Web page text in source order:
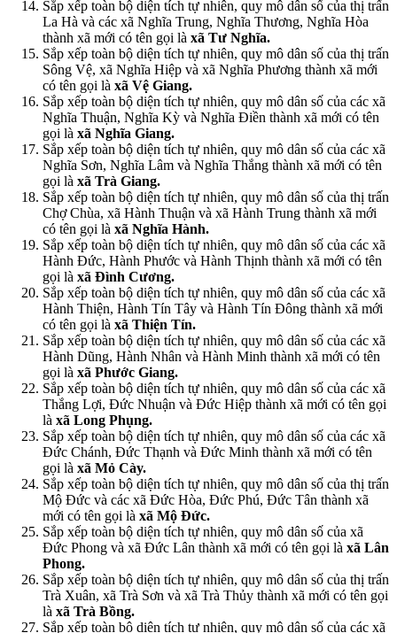
Sắp xếp toàn bộ diện tích tự nhiên, quy mô dân số của thị trấn
La Hà và các xã Nghĩa Trung, Nghĩa Thương, Nghĩa Hòa
thành xã mới có tên gọi là xã Tư Nghĩa.
Sắp xếp toàn bộ diện tích tự nhiên, quy mô dân số của thị trấn
Sông Vệ, xã Nghĩa Hiệp và xã Nghĩa Phương thành xã mới
có tên gọi là xã Vệ Giang.
Sắp xếp toàn bộ diện tích tự nhiên, quy mô dân số của các xã
Nghĩa Thuận, Nghĩa Kỳ và Nghĩa Điền thành xã mới có tên
gọi là xã Nghĩa Giang.
Sắp xếp toàn bộ diện tích tự nhiên, quy mô dân số của các xã
Nghĩa Sơn, Nghĩa Lâm và Nghĩa Thắng thành xã mới có tên
gọi là xã Trà Giang.
Sắp xếp toàn bộ diện tích tự nhiên, quy mô dân số của thị trấn
Chợ Chùa, xã Hành Thuận và xã Hành Trung thành xã mới
có tên gọi là xã Nghĩa Hành.
Sắp xếp toàn bộ diện tích tự nhiên, quy mô dân số của các xã
Hành Đức, Hành Phước và Hành Thịnh thành xã mới có tên
gọi là xã Đình Cương.
Sắp xếp toàn bộ diện tích tự nhiên, quy mô dân số của các xã
Hành Thiện, Hành Tín Tây và Hành Tín Đông thành xã mới
có tên gọi là xã Thiện Tín.
Sắp xếp toàn bộ diện tích tự nhiên, quy mô dân số của các xã
Hành Dũng, Hành Nhân và Hành Minh thành xã mới có tên
gọi là xã Phước Giang.
Sắp xếp toàn bộ diện tích tự nhiên, quy mô dân số của các xã
Thắng Lợi, Đức Nhuận và Đức Hiệp thành xã mới có tên gọi
là xã Long Phụng.
Sắp xếp toàn bộ diện tích tự nhiên, quy mô dân số của các xã
Đức Chánh, Đức Thạnh và Đức Minh thành xã mới có tên
gọi là xã Mỏ Cày.
Sắp xếp toàn bộ diện tích tự nhiên, quy mô dân số của thị trấn
Mộ Đức và các xã Đức Hòa, Đức Phú, Đức Tân thành xã
mới có tên gọi là xã Mộ Đức.
Sắp xếp toàn bộ diện tích tự nhiên, quy mô dân số của xã
Đức Phong và xã Đức Lân thành xã mới có tên gọi là xã Lân
Phong.
Sắp xếp toàn bộ diện tích tự nhiên, quy mô dân số của thị trấn
Trà Xuân, xã Trà Sơn và xã Trà Thủy thành xã mới có tên gọi
là xã Trà Bồng.
Sắp xếp toàn bộ diện tích tự nhiên, quy mô dân số của các xã